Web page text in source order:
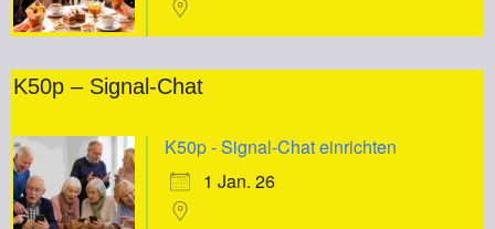
K50p – Signal-Chat
K50p - Signal-Chat einrichten
1 Jan. 26